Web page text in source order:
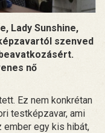
Lady Sunshine,
szenved
nő
Ez nem konkrétan
testképzavar, ami
ember egy kis hibát,